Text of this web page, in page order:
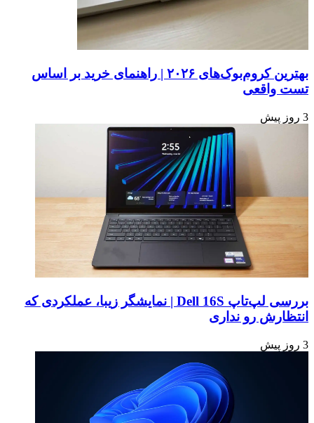
بهترین کروم‌بوک‌های ۲۰۲۶ | راهنمای خرید بر اساس
تست واقعی
3 روز پیش
بررسی لپ‌تاپ Dell 16S | نمایشگر زیبا، عملکردی که
انتظارش رو نداری
3 روز پیش